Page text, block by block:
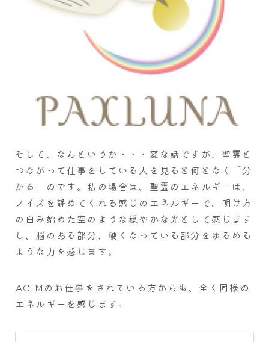
そして、なんというか・・・変な話ですが、聖霊と
つながって仕事をしている人を見ると何となく「分
かる」のです。私の場合は、聖霊のエネルギーは、
ノイズを静めてくれる感じのエネルギーで、明け方
の白み始めた空のような穏やかな光として感じます
し、脳のある部分、硬くなっている部分をゆるめる
ような力を感じます。
ACIMのお仕事をされている方からも、全く同様の
エネルギーを感じます。